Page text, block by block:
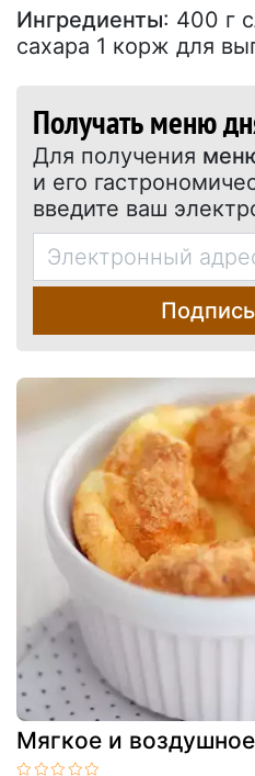
Ингредиенты: 400 г
сахара 1 корж для
Получать меню
Для получения
и его
введите ваш
Мягкое и